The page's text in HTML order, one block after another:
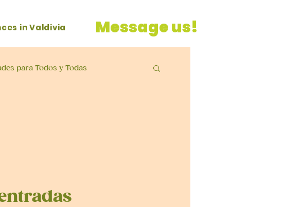
in Valdivia Message us!
para Todos y Todas